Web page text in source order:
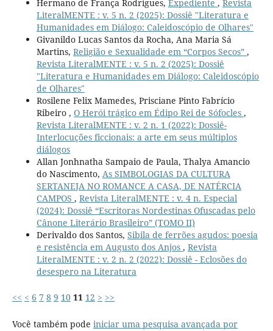
Hermano de França Rodrigues, Expediente , Revista
LiteralMENTE : v. 5 n. 2 (2025): Dossiê "Literatura e
Humanidades em Diálogo: Caleidoscópio de Olhares"
Givanildo Lucas Santos da Rocha, Ana Maria Sá
Martins, Religião e Sexualidade em “Corpos Secos” ,
Revista LiteralMENTE : v. 5 n. 2 (2025): Dossiê
"Literatura e Humanidades em Diálogo: Caleidoscópio
de Olhares"
Rosilene Felix Mamedes, Prisciane Pinto Fabrício
Ribeiro , O Herói trágico em Édipo Rei de Sófocles ,
Revista LiteralMENTE : v. 2 n. 1 (2022): Dossiê-
Interlocuções ficcionais: a arte em seus múltiplos
diálogos
Allan Jonhnatha Sampaio de Paula, Thalya Amancio
do Nascimento, As SIMBOLOGIAS DA CULTURA
SERTANEJA NO ROMANCE A CASA, DE NATÉRCIA
CAMPOS , Revista LiteralMENTE : v. 4 n. Especial
(2024): Dossiê “Escritoras Nordestinas Ofuscadas pelo
Cânone Literário Brasileiro” (TOMO II)
Derivaldo dos Santos, Sibila de ferrões agudos: poesia
e resistência em Augusto dos Anjos , Revista
LiteralMENTE : v. 2 n. 2 (2022): Dossiê - Eclosões do
desespero na Literatura
<< < 6 7 8 9 10 11 12 > >>
Você também pode iniciar uma pesquisa avançada por